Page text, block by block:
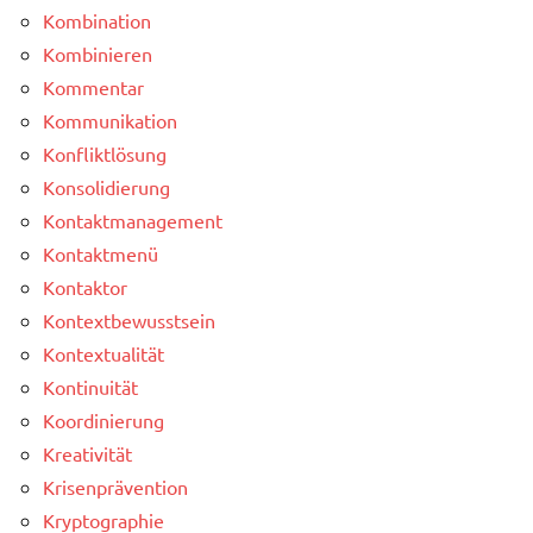
Kombination
Kombinieren
Kommentar
Kommunikation
Konfliktlösung
Konsolidierung
Kontaktmanagement
Kontaktmenü
Kontaktor
Kontextbewusstsein
Kontextualität
Kontinuität
Koordinierung
Kreativität
Krisenprävention
Kryptographie